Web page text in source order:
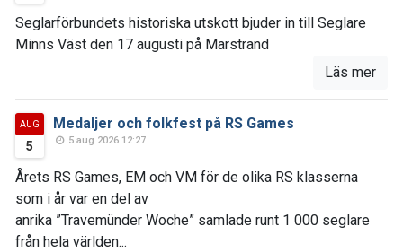
Seglarförbundets historiska utskott bjuder in till Seglare
Minns Väst den 17 augusti på Marstrand
Läs mer
AUG
5
Medaljer och folkfest på RS Games
5 aug 2026 12:27
Årets RS Games, EM och VM för de olika RS klasserna
som i år var en del av
anrika ”Travemünder Woche” samlade runt 1 000 seglare
från hela världen...